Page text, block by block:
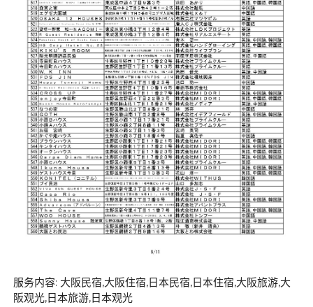
服务内容: 大阪民宿,大阪住宿,日本民宿,日本住宿,大阪旅游,大
阪观光,日本旅游,日本观光